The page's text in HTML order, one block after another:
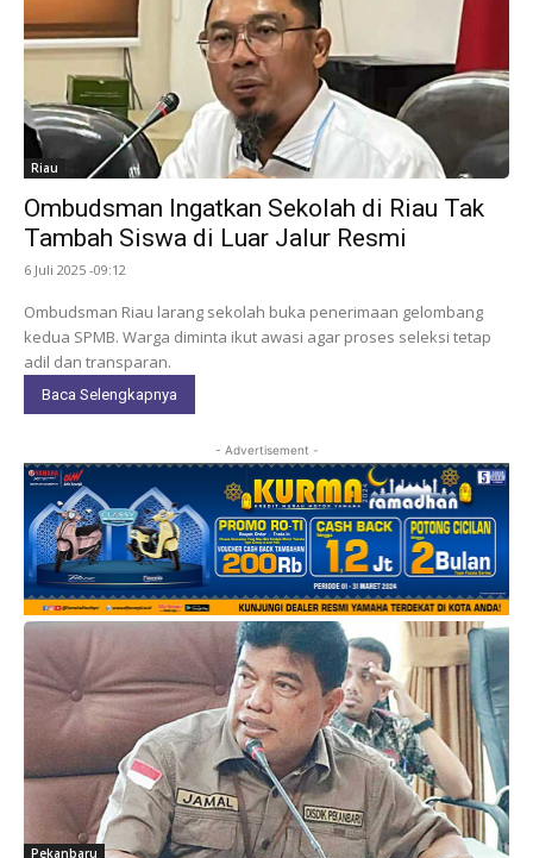
Riau
Ombudsman Ingatkan Sekolah di Riau Tak
Tambah Siswa di Luar Jalur Resmi
6 Juli 2025 -09:12
Ombudsman Riau larang sekolah buka penerimaan gelombang
kedua SPMB. Warga diminta ikut awasi agar proses seleksi tetap
adil dan transparan.
Baca Selengkapnya
- Advertisement -
Pekanbaru